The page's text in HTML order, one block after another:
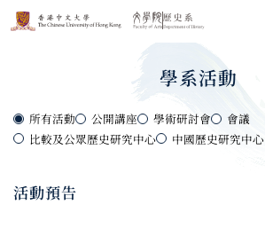
學系活動
所有活動 公開講座 學術研討會
會議
比較及公眾歷史研究中心
中國歷史研究中心
活動預告